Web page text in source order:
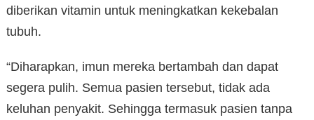
diberikan vitamin untuk meningkatkan kekebalan
tubuh.
“Diharapkan, imun mereka bertambah dan dapat
segera pulih. Semua pasien tersebut, tidak ada
keluhan penyakit. Sehingga termasuk pasien tanpa